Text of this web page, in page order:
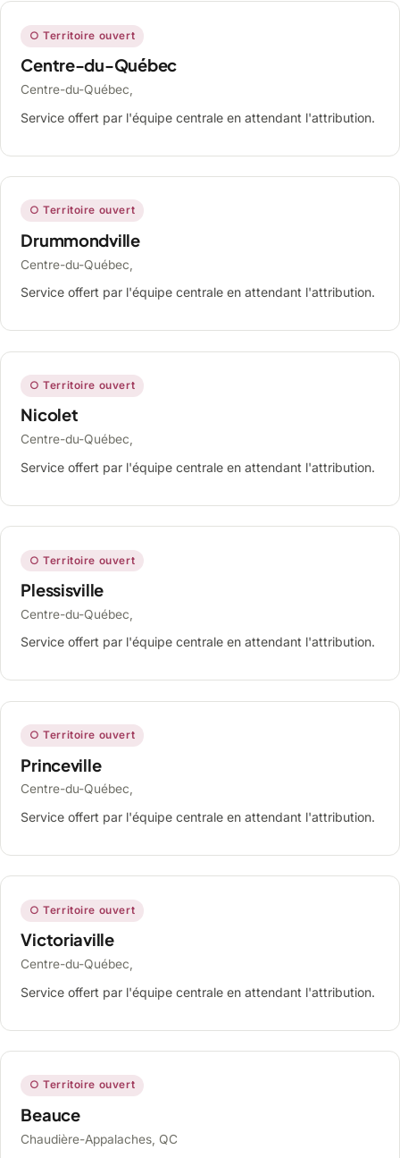
○ Territoire ouvert
Centre-du-Québec
Centre-du-Québec,
Service offert par l'équipe centrale en attendant l'attribution.
○ Territoire ouvert
Drummondville
Centre-du-Québec,
Service offert par l'équipe centrale en attendant l'attribution.
○ Territoire ouvert
Nicolet
Centre-du-Québec,
Service offert par l'équipe centrale en attendant l'attribution.
○ Territoire ouvert
Plessisville
Centre-du-Québec,
Service offert par l'équipe centrale en attendant l'attribution.
○ Territoire ouvert
Princeville
Centre-du-Québec,
Service offert par l'équipe centrale en attendant l'attribution.
○ Territoire ouvert
Victoriaville
Centre-du-Québec,
Service offert par l'équipe centrale en attendant l'attribution.
○ Territoire ouvert
Beauce
Chaudière-Appalaches, QC